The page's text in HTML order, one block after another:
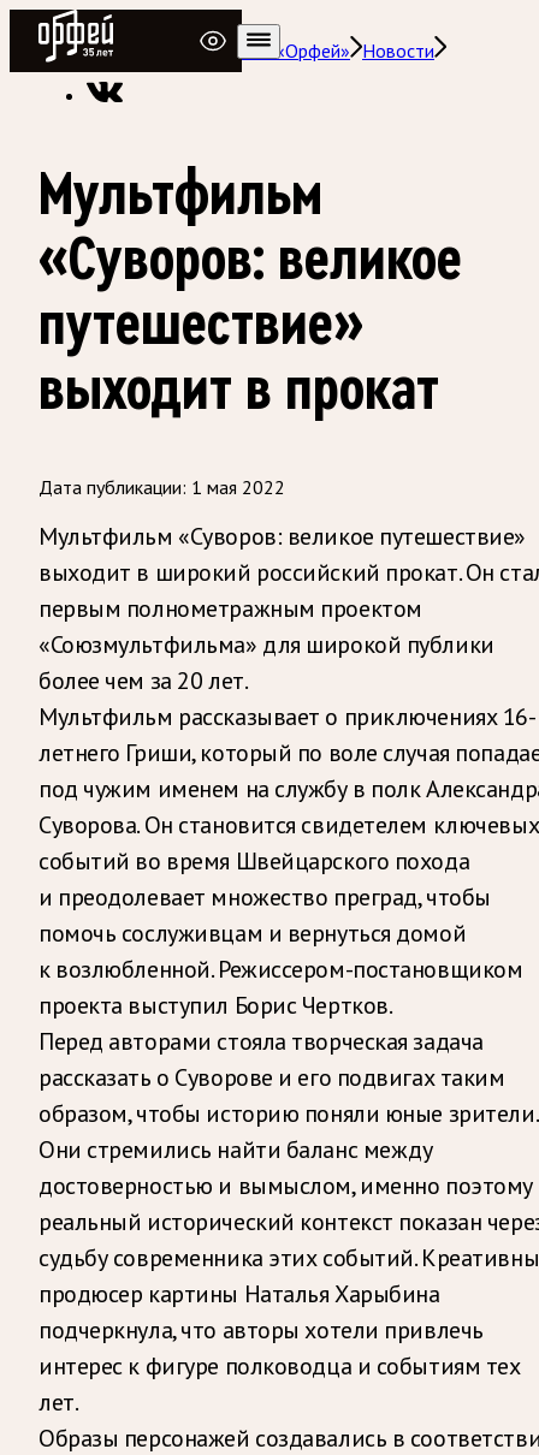
Радио Орфей
Радио классической музыки «Орфей» Новости
Мультфильм
«Суворов: великое
путешествие»
выходит в прокат
Дата публикации: 1 мая 2022
Мультфильм «Суворов: великое путешествие»
выходит в широкий российский прокат. Он
первым полнометражным проектом
«Союзмультфильма» для широкой публики
более чем за 20 лет.
Мультфильм рассказывает о приключениях 16-
летнего Гриши, который по воле случая
под чужим именем на службу в полк
Суворова. Он становится свидетелем ключевых
событий во время Швейцарского похода
и преодолевает множество преград, чтобы
помочь сослуживцам и вернуться домой
к возлюбленной. Режиссером-постановщиком
проекта выступил Борис Чертков.
Перед авторами стояла творческая задача
рассказать о Суворове и его подвигах таким
образом, чтобы историю поняли юные зрители.
Они стремились найти баланс между
достоверностью и вымыслом, именно поэтому
реальный исторический контекст показан
судьбу современника этих событий.
продюсер картины Наталья Харыбина
подчеркнула, что авторы хотели привлечь
интерес к фигуре полководца и событиям тех
лет.
Образы персонажей создавались в